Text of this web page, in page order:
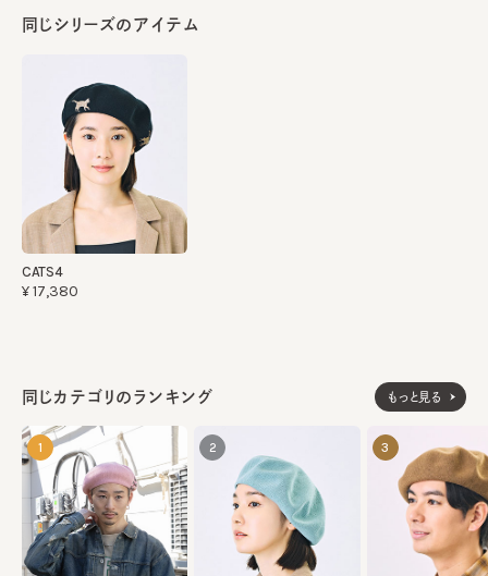
同じシリーズのアイテム
CATS4
¥17,380
同じカテゴリのランキング もっと見る
1 2 3